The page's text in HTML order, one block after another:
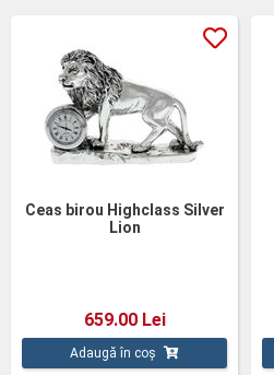
Ceas birou Highclass Silver
Lion
659.00 Lei
Adaugă în coș